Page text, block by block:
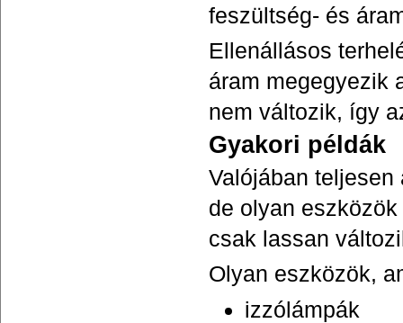
feszültség- és
Ellenállásos
áram megegyezik
nem változik, így
Gyakori példák
Valójában
de olyan
csak lassan
Olyan eszközök,
izzólámpák